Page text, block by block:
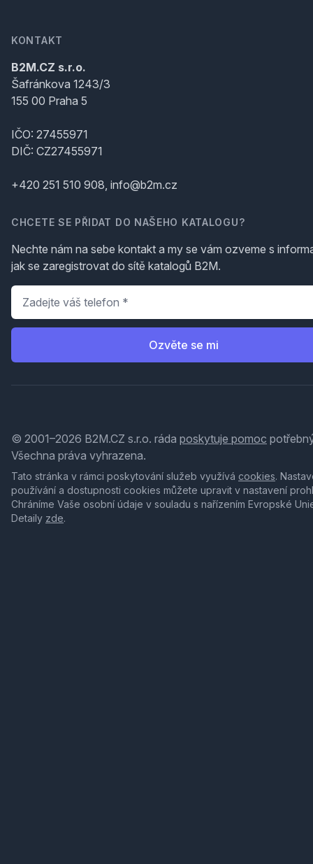
KONTAKT
B2M.CZ s.r.o.
Šafránkova 1243/3
155 00 Praha 5
IČO: 27455971
DIČ: CZ27455971
+420 251 510 908, info@b2m.cz
CHCETE SE PŘIDAT DO NAŠEHO KATALOGU?
Nechte nám na sebe kontakt a my se vám ozveme s
jak se zaregistrovat do sítě katalogů B2M.
Telefon
Ozvěte se mi
© 2001–2026 B2M.CZ s.r.o. ráda poskytuje pomoc
Všechna práva vyhrazena.
Tato stránka v rámci poskytování služeb využívá cookies.
používání a dostupnosti cookies můžete upravit v nastavení
Chráníme Vaše osobní údaje v souladu s nařízením Evropské
Detaily zde.